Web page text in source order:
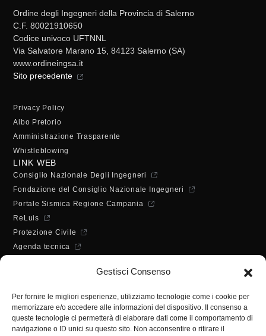
Gestisci Consenso
Per fornire le migliori esperienze, utilizziamo tecnologie come i cookie per
memorizzare e/o accedere alle informazioni del dispositivo. Il consenso a
queste tecnologie ci permetterà di elaborare dati come il comportamento di
navigazione o ID unici su questo sito. Non acconsentire o ritirare il
Ordine degli Ingegneri della Provincia di Salerno
C.F. 80021910650
Codice univoco UFTNNL
Via Salvatore Marano 15, 84123 Salerno (SA)
www.ordineingsa.it
Sito precedente
Privacy Policy
Albo Pretorio
Amministrazione Trasparente
Whistleblowing
LINK WEB
Consiglio Nazionale Degli Ingegneri
Fondazione del Consiglio Nazionale Ingegneri
Portale Sismica Regione Campania
ReLuis
Protezione Civile
Agenda tecnica
ORARI DI APERTURA
10:00 - 12:00
Martedì - Giovedì:
10:00 - 12:00 / 14:30 - 16:30